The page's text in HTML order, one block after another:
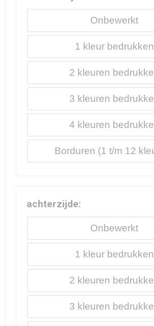
Onbewerkt
1
2
3
4
Borduren
achterzijde:
Onbewerkt
1
2
3